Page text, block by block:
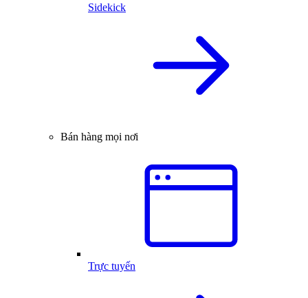
Sidekick
Bán hàng mọi nơi
Trực tuyến